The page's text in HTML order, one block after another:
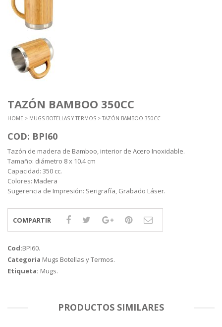
TAZÓN BAMBOO 350CC
HOME > MUGS BOTELLAS Y TERMOS > TAZÓN BAMBOO 350CC
COD: BPI60
Tazón de madera de Bamboo, interior de Acero Inoxidable.
Tamaño: diámetro 8 x 10.4 cm
Capacidad: 350 cc.
Colores: Madera
Sugerencia de Impresión: Serigrafía, Grabado Láser.
COMPARTIR
Cod:BPI60.
Categoria Mugs Botellas y Termos.
Etiqueta: Mugs.
PRODUCTOS SIMILARES